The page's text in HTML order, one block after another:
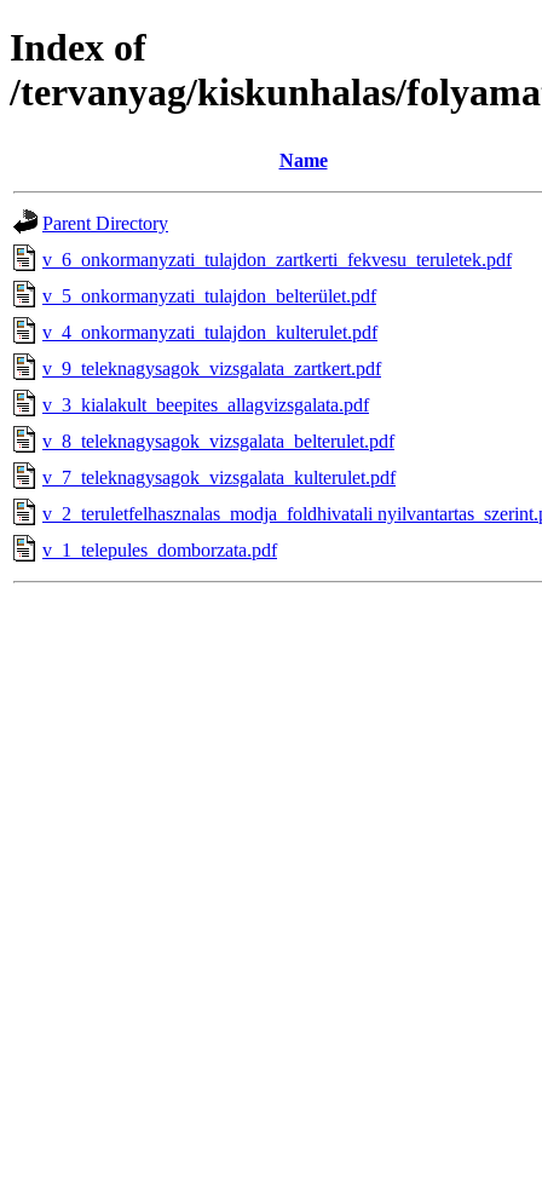
Index of
/tervanyag/kiskunhalas/
Name
Parent Directory
v_6_onkormanyzati_tulajdon_zartkerti_fekvesu_teruletek.pdf
v_5_onkormanyzati_tulajdon_belterület.pdf
v_4_onkormanyzati_tulajdon_kulterulet.pdf
v_9_teleknagysagok_vizsgalata_zartkert.pdf
v_3_kialakult_beepites_allagvizsgalata.pdf
v_8_teleknagysagok_vizsgalata_belterulet.pdf
v_7_teleknagysagok_vizsgalata_kulterulet.pdf
v_2_teruletfelhasznalas_modja_foldhivatali
v_1_telepules_domborzata.pdf